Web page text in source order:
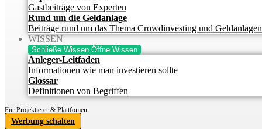
Gastbeiträge von Experten
Rund um die Geldanlage
Beiträge rund um das Thema Crowdinvesting und Geldanlagen
WISSEN
Schließe Wissen Öffne Wissen
Anleger-Leitfaden
Informationen wie man investieren sollte
Glossar
Definitionen von Begriffen
Für Projektierer & Plattfomen
Werbung schalten